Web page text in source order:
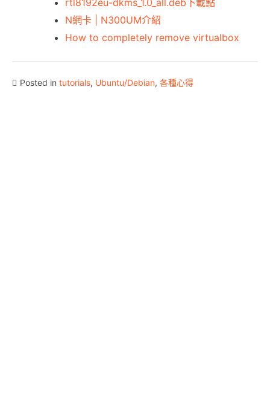
rtl8192eu-dkms_1.0_all.deb下載點
N網卡 | N300UM介紹
How to completely remove virtualbox
Posted in tutorials, Ubuntu/Debian, 各種心得